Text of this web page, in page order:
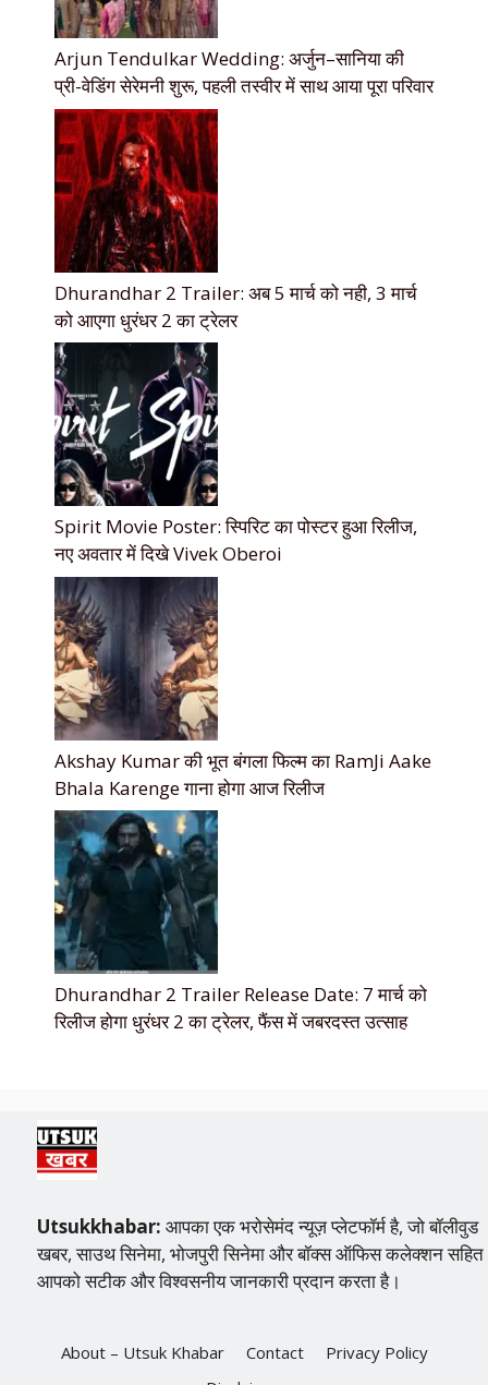
Arjun Tendulkar Wedding: अर्जुन–सानिया की
प्री-वेडिंग सेरेमनी शुरू, पहली तस्वीर में साथ आया पूरा परिवार
Dhurandhar 2 Trailer: अब 5 मार्च को नही, 3 मार्च
को आएगा धुरंधर 2 का ट्रेलर
Spirit Movie Poster: स्पिरिट का पोस्टर हुआ रिलीज,
नए अवतार में दिखे Vivek Oberoi
Akshay Kumar की भूत बंगला फिल्म का RamJi Aake
Bhala Karenge गाना होगा आज रिलीज
Dhurandhar 2 Trailer Release Date: 7 मार्च को
रिलीज होगा धुरंधर 2 का ट्रेलर, फैंस में जबरदस्त उत्साह
Utsukkhabar: आपका एक भरोसेमंद न्यूज़ प्लेटफॉर्म है, जो बॉलीवुड
खबर, साउथ सिनेमा, भोजपुरी सिनेमा और बॉक्स ऑफिस कलेक्शन सहित
आपको सटीक और विश्वसनीय जानकारी प्रदान करता है।
About – Utsuk Khabar Contact
Privacy Policy